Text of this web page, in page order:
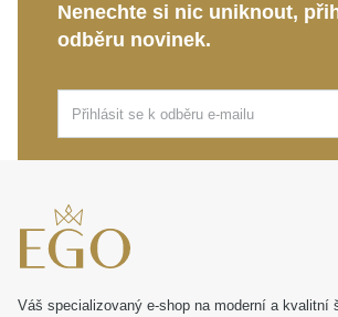
Nenechte si nic uniknout,
odběru novinek.
Váš specializovaný e-shop na moderní a kvalitní